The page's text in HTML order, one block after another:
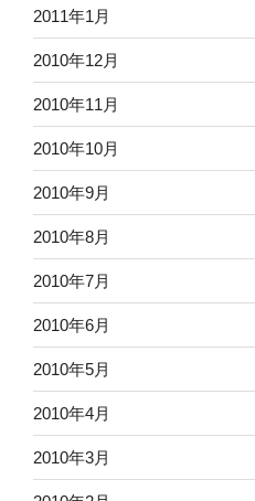
2011年1月
2010年12月
2010年11月
2010年10月
2010年9月
2010年8月
2010年7月
2010年6月
2010年5月
2010年4月
2010年3月